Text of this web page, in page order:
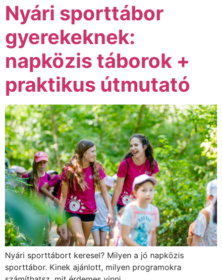
Nyári sporttábor
gyerekeknek:
napközis táborok +
praktikus útmutató
Nyári sporttábort keresel? Milyen a jó napközis
sporttábor. Kinek ajánlott, milyen programokra